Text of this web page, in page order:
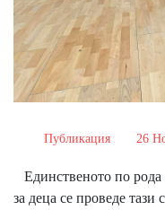
Публикация 26
Единственото по рода
за деца се проведе тази